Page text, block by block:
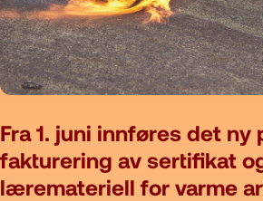
Fra 1. juni innføres det ny
fakturering av sertifikat
læremateriell for varme